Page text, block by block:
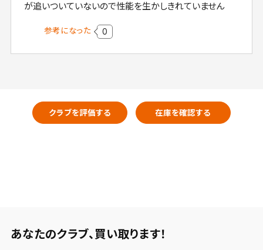
が追いついていないので性能を生かしきれていません
参考になった 0
クラブを評価する 在庫を確認する
あなたのクラブ、 買い取ります！